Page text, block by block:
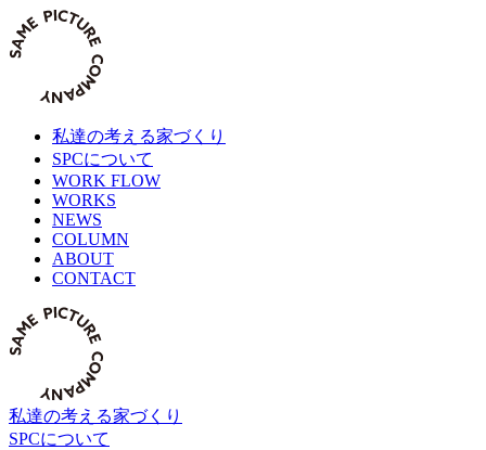
Skip
to
content
私達の考える家づくり
SPCについて
WORK FLOW
WORKS
NEWS
COLUMN
ABOUT
CONTACT
私達の考える家づくり
SPCについて